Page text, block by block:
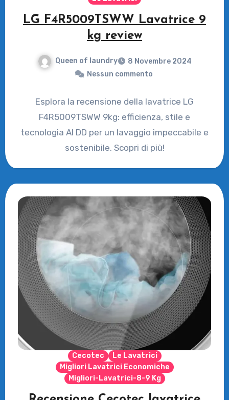
LG F4R5009TSWW Lavatrice 9
kg review
Queen of laundry
8 Novembre 2024
Nessun commento
Esplora la recensione della lavatrice LG
F4R5009TSWW 9kg: efficienza, stile e
tecnologia AI DD per un lavaggio impeccabile e
sostenibile. Scopri di più!
Cecotec
Le Lavatrici
Migliori Lavatrici Economiche
Migliori-Lavatrici-8-9 Kg